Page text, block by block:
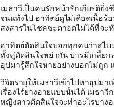
เมธาวีเป็นคนรักหน้ารักเกียรติยิ่
จนแท้งไป อาทิตย์ดูไม่เดือดเนื้อร้
สงสารในโชคชะตาอดไม่ได้ที่จะ
อาทิตย์ตัดสินใจบอกทุกคนว่าสไ
ทั้งคู่ตัดสินใจหย่ากัน บารมีเกลี้ยก
อุปมารู้สึกใจหายอย่างบอกไม่ถูก
วิจิตรายุให้เมธาวีเข้าไปหาอุปมา
เรื่องไร้ยางอายแบบนั้นได้ เมธ
หญิงสาวตัดสินใจจะทำอะไรบาง